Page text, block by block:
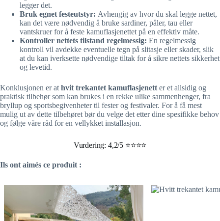
legger det.
Bruk egnet festeutstyr: Avhengig av hvor du skal legge nettet,
kan det være nødvendig å bruke sardiner, påler, tau eller
vantskruer for å feste kamuflasjenettet på en effektiv måte.
Kontroller nettets tilstand regelmessig: En regelmessig
kontroll vil avdekke eventuelle tegn på slitasje eller skader, slik
at du kan iverksette nødvendige tiltak for å sikre nettets sikkerhet
og levetid.
Konklusjonen er at hvit trekantet kamuflasjenett er et allsidig og
praktisk tilbehør som kan brukes i en rekke ulike sammenhenger, fra
bryllup og sportsbegivenheter til fester og festivaler. For å få mest
mulig ut av dette tilbehøret bør du velge det etter dine spesifikke behov
og følge våre råd for en vellykket installasjon.
Vurdering: 4,2/5 ⭐⭐⭐⭐
Ils ont aimés ce produit :